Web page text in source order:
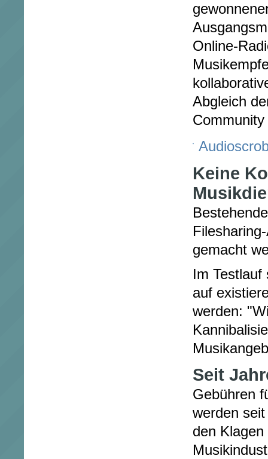
Online-
Abgleich
Keine
gemacht
Im
auf
werden:
Seit
Gebühren
werden
den Klagen